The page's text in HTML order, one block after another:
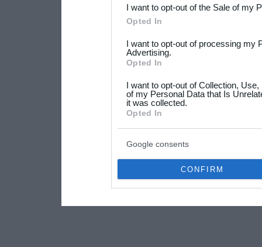
Please note that this
not limited to your visit or
your data for below
consent section.
I want to opt-out of the Sale of my
Opted In
I want to opt-out of processing my
Advertising.
Opted In
I want to opt-out of Collection,
of my Personal Data that Is
it was collected.
Opted In
Google consents
CONFIRM